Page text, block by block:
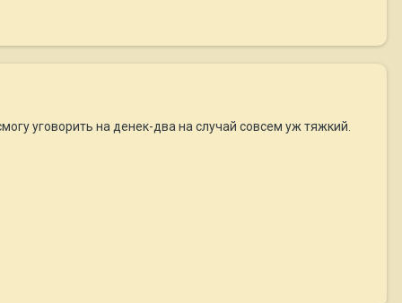
уговорить на денек-два на случай совсем уж тяжкий.